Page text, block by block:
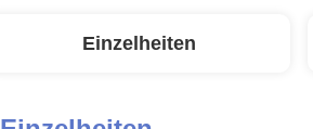
Einzelheiten